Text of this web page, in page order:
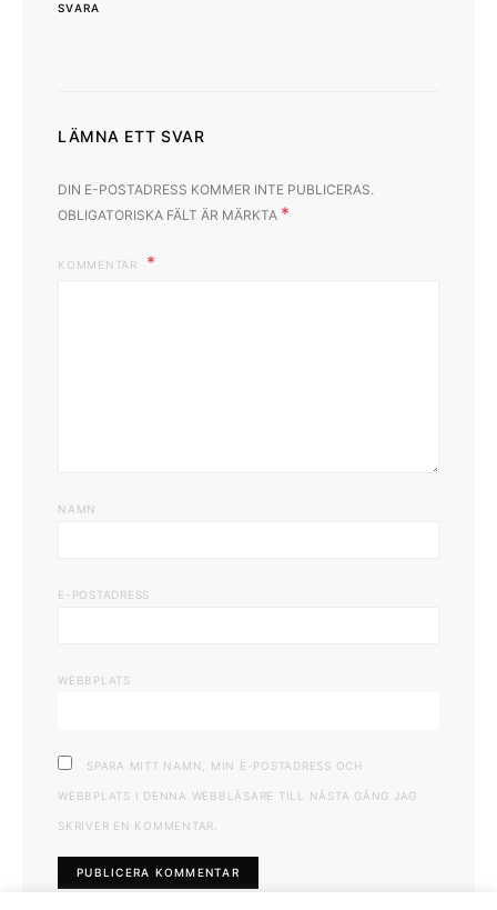
SVARA
LÄMNA ETT SVAR
DIN E-POSTADRESS KOMMER INTE PUBLICERAS.
OBLIGATORISKA FÄLT ÄR MÄRKTA *
KOMMENTAR
NAMN
E-POSTADRESS
WEBBPLATS
SPARA MITT NAMN, MIN E-POSTADRESS OCH
WEBBPLATS I DENNA WEBBLÄSARE TILL NÄSTA GÅNG JAG
SKRIVER EN KOMMENTAR.